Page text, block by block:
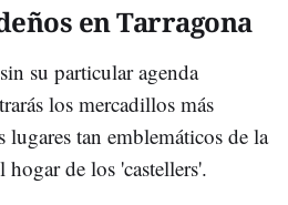
en Tarragona
su particular agenda
los mercadillos más
tan emblemáticos de la
de los 'castellers'.